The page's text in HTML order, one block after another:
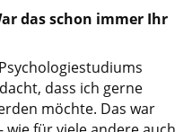
das schon immer Ihr
dass ich gerne
möchte. Das war